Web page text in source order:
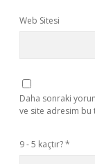
Web Sitesi
Daha sonraki
ve site adresim bu
9 - 5 kaçtır?*